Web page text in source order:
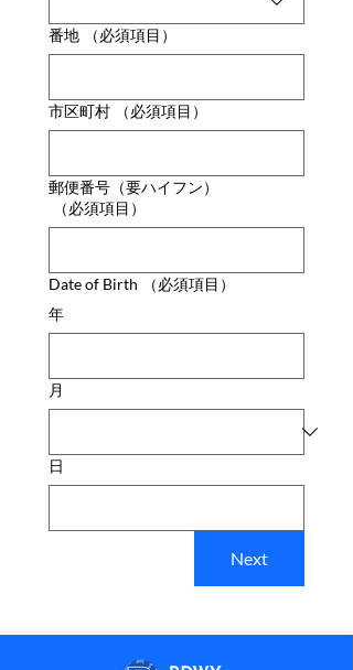
番地 （必須項目）
市区町村 （必須項目）
郵便番号（要ハイフン）
（必須項目）
Date of Birth
（必須項目）
年
月
日
Next